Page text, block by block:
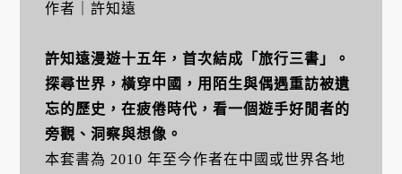
作者｜許知遠
許知遠漫遊十五年，首次結成「旅行三書」。
探尋世界，橫穿中國，用陌生與偶遇重訪被遺
忘的歷史，在疲倦時代，看一個遊手好閒者的
旁觀、洞察與想像。
本套書為 2010 年至今作者在中國或世界各地